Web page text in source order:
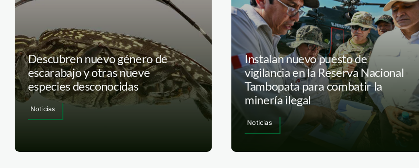
Descubren nuevo género de
escarabajo y otras nueve
especies desconocidas
Noticias
Instalan nuevo puesto de
vigilancia en la Reserva Nacional
Tambopata para combatir la
minería ilegal
Noticias